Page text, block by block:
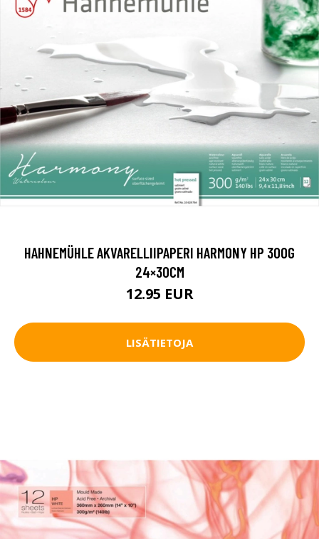
HAHNEMÜHLE AKVARELLIIPAPERI HARMONY HP 300G
24×30CM
12.95 EUR
LISÄTIETOJA